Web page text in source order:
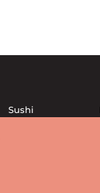
Sushi